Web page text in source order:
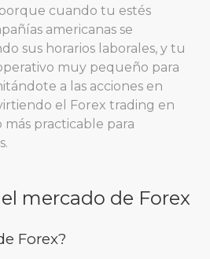
cuando tu estés
americanas se
sus horarios laborales, y tu
muy pequeño para
a las acciones en
el Forex trading en
practicable para
mercado de Forex
Forex?